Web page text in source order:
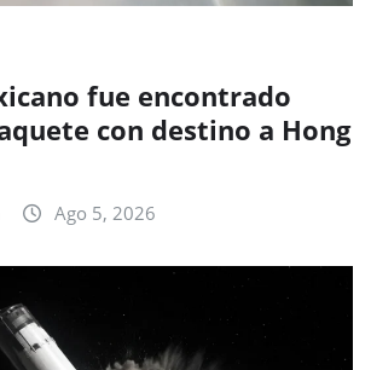
fue encontrado
con destino a Hong
Ago 5, 2026